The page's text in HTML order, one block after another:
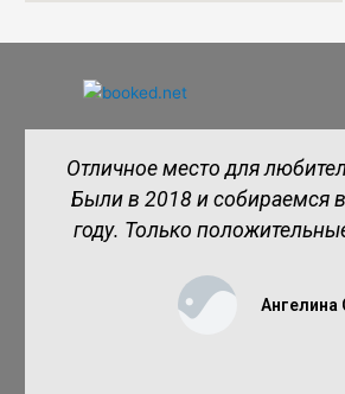
Отличное место для
Были в 2018 и собираемся
году. Только
Ангелина